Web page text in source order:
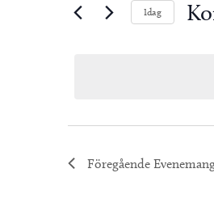
Idag
Föregående